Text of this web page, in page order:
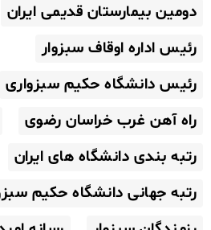
دومین بیمارستان قدیمی ایران
رئیس اداره اوقاف سبزوار
رئیس دانشگاه حکیم سبزواری
راه آهن غرب خراسان رضوی
رتبه بندی دانشگاه های ایران
رتبه جهانی دانشگاه حکیم